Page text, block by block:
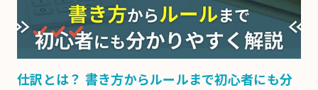
仕訳とは？ 書き方からルールまで初心者にも分